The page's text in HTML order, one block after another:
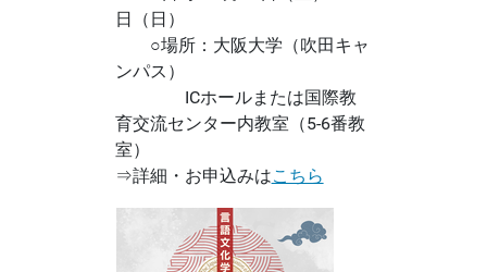
日（日）
○場所：大阪大学（吹田キャ
ンパス）
ICホールまたは国際教
育交流センター内教室（5-6番教
室）
⇒詳細・お申込みはこちら